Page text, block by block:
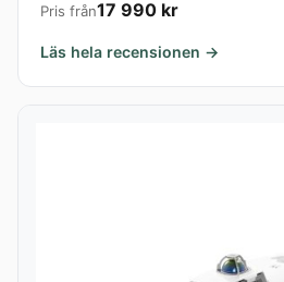
Pris från17 990 kr
Läs hela recensionen →